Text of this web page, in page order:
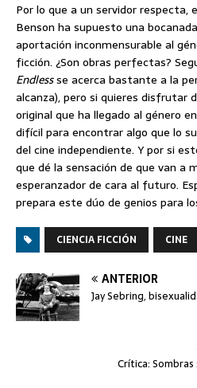
Por lo que a un servidor respecta,
Benson ha supuesto una
aportación inconmensurable al
ficción. ¿Son obras perfectas?
Endlessse acerca bastante a la
alcanza), pero si quieres disfrutar
original que ha llegado al género
difícil para encontrar algo que lo
del cine independiente. Y por si
que dé la sensación de que van a
esperanzador de cara al futuro.
prepara este dúo de genios para
CIENCIA FICCIÓN CINE
ANTERIOR
Jay Sebring,
Crítica: